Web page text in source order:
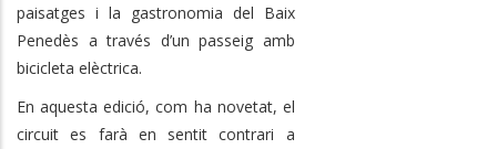
paisatges i la gastronomia del Baix
Penedès a través d’un passeig amb
bicicleta elèctrica.
En aquesta edició, com ha novetat, el
circuit es farà en sentit contrari a